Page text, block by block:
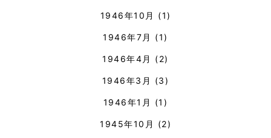
1946年10月 (1)
1946年7月 (1)
1946年4月 (2)
1946年3月 (3)
1946年1月 (1)
1945年10月 (2)